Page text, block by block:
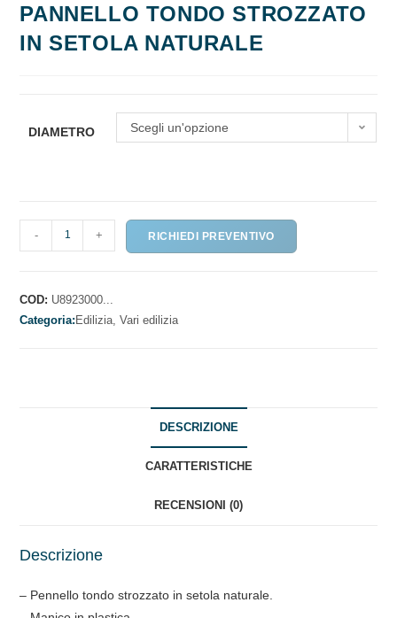
PANNELLO TONDO STROZZATO
IN SETOLA NATURALE
DIAMETRO Scegli un'opzione
PANNELLO
TONDO
IN
SETOLA
- + RICHIEDI PREVENTIVO
COD: U8923000...
Categoria:Edilizia,Vari edilizia
DESCRIZIONE
CARATTERISTICHE
RECENSIONI (0)
Descrizione
– Pennello tondo strozzato in setola naturale.